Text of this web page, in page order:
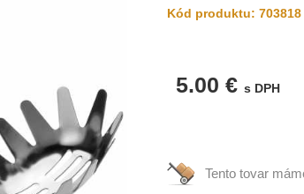
Kód produktu: 703818
5.00 € s DPH
Tento tovar